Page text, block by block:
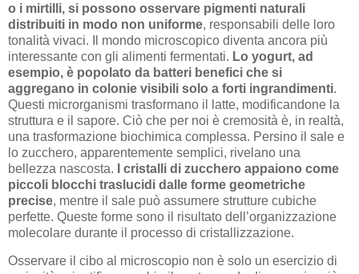
o i mirtilli, si possono osservare pigmenti naturali
distribuiti in modo non uniforme, responsabili delle loro
tonalità vivaci. Il mondo microscopico diventa ancora più
interessante con gli alimenti fermentati. Lo yogurt, ad
esempio, è popolato da batteri benefici che si
aggregano in colonie visibili solo a forti ingrandimenti.
Questi microrganismi trasformano il latte, modificandone la
struttura e il sapore. Ciò che per noi è cremosità è, in realtà,
una trasformazione biochimica complessa. Persino il sale e
lo zucchero, apparentemente semplici, rivelano una
bellezza nascosta.
I cristalli di zucchero appaiono come
piccoli blocchi traslucidi dalle forme geometriche
precise, mentre il sale può assumere strutture cubiche
perfette. Queste forme sono il risultato dell’organizzazione
molecolare durante il processo di cristallizzazione.
Osservare il cibo al microscopio non è solo un esercizio di